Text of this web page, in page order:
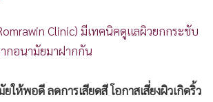
Clinic) มีเทคนิคดูแลผิวยกกระชับ
ากอนามัยมาฝากกัน
ให้พอดี ลดการเสียดสี โอกาสเสี่ยงผิวเกิดริ้ว